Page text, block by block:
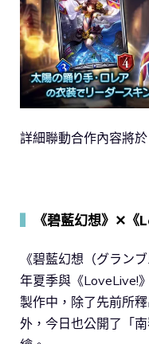
詳細聯動合作內容將於
《碧藍幻想》✕《
《碧藍幻想（グラン
年夏季與《LoveLive!
製作中，除了先前所
外，今日也公開了「